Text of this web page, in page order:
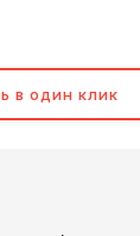
в один клик